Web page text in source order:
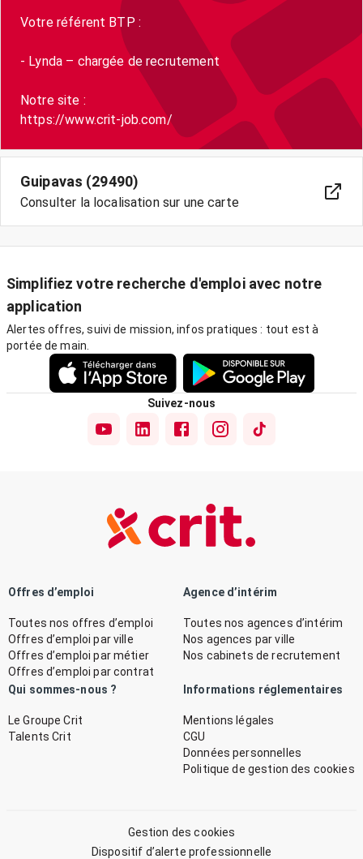
Votre référent BTP :
- Lynda – chargée de recrutement
Notre site :
https://www.crit-job.com/
Guipavas (29490)
Consulter la localisation sur une carte
Simplifiez votre recherche d'emploi avec notre
application
Alertes offres, suivi de mission, infos pratiques : tout est à
portée de main.
Suivez-nous
Offres d’emploi
Toutes nos offres d’emploi
Offres d’emploi par ville
Offres d’emploi par métier
Offres d’emploi par contrat
Agence d’intérim
Toutes nos agences d’intérim
Nos agences par ville
Nos cabinets de recrutement
Qui sommes-nous ?
Le Groupe Crit
Talents Crit
Informations réglementaires
Mentions légales
CGU
Données personnelles
Politique de gestion des cookies
Gestion des cookies
Dispositif d’alerte professionnelle